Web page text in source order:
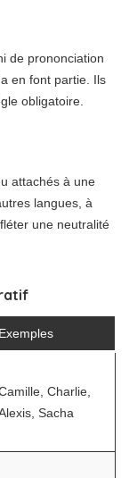
de prononciation
en font partie. Ils
obligatoire.
attachés à une
langues, à
une neutralité
Exemples
Charlie,
Sacha